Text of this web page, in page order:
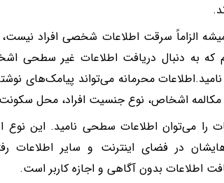
الزاماً سرقت اطلاعات شخصی افراد نیست،
که به دنبال دریافت اطلاعات غیر سطحی
نامید.اطلاعات محرمانه می‌تواند پیامک‌های
اشخاص، نوع جنسیت افراد، محل سکونت
را می‌توان اطلاعات سطحی نامید. این نوع
در فضای اینترنت و سایر اطلاعات
اطلاعات بدون آگاهی و اجازه کاربر است.